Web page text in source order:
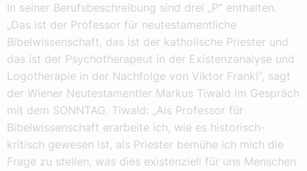
In seiner Berufsbeschreibung sind drei „P“ enthalten.
„Das ist der Professor für neutestamentliche
Bibelwissenschaft, das ist der katholische Priester und
das ist der Psychotherapeut in der Existenzanalyse und
Logotherapie in der Nachfolge von Viktor Frankl“, sagt
der Wiener Neutestamentler Markus Tiwald im Gespräch
mit dem SONNTAG. Tiwald: „Als Professor für
Bibelwissenschaft erarbeite ich, wie es historisch-
kritisch gewesen ist, als Priester bemühe ich mich die
Frage zu stellen, was dies existenziell für uns Menschen